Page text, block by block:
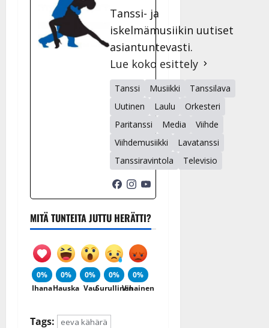
Tanssi- ja
iskelmämusiikin uutiset
asiantuntevasti.
Lue koko esittely
Tanssi Musiikki
Tanssilava
Uutinen
Laulu
Orkesteri
Paritanssi
Media
Viihde
Viihdemusiikki
Lavatanssi
Tanssiravintola
Televisio
MITÄ TUNTEITA JUTTU HERÄTTI?
0%
Ihana
0%
Hauska
0%
Vau
0%
Surullinen
0%
Vihainen
Tags: eeva kähärä